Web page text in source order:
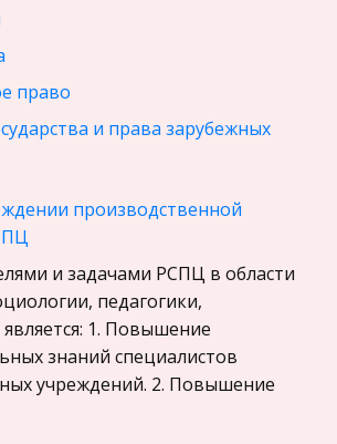
право
и права зарубежных
Литература
сети
Базы данных
производственной
и задачами РСПЦ в области
педагогики,
1. Повышение
знаний специалистов
учреждений. 2. Повышение